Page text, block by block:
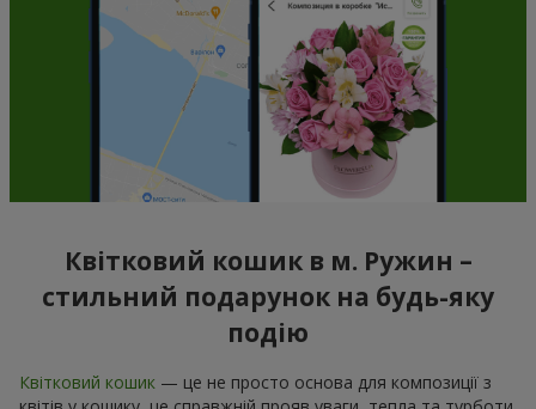
Квітковий кошик в м. Ружин –
стильний подарунок на будь-яку
подію
Квітковий кошик — це не просто основа для композиції з